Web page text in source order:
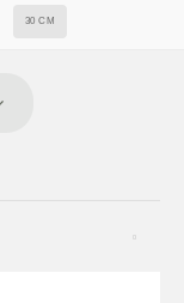
30 СМ